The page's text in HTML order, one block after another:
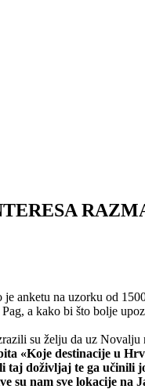
anketu na uzorku od
a kako bi što bolje
su želju da uz
«Koje destinacije u
taj doživljaj te ga
nam sve lokacije